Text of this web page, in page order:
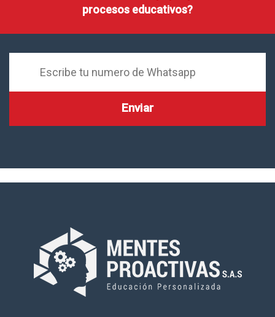
procesos educativos?